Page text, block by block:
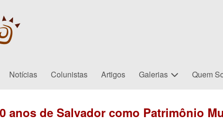
Notícias Colunistas Artigos Galerias Quem
anos de Salvador como Patrimônio